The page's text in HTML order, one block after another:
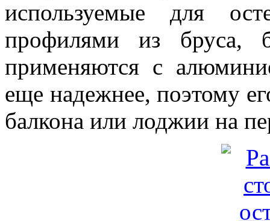
используемые для
профилями из бруса,
применяются с
еще надежнее, поэтому
балкона или лоджии на